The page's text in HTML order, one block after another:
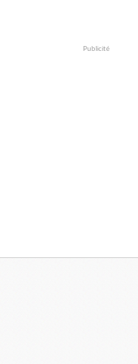
Publicité